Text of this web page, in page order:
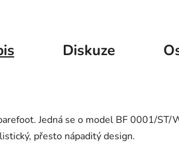
Diskuze
Jedná se o model BF 0001/ST/
přesto nápaditý design.